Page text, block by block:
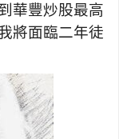
華豐炒股最高
將面臨二年徒